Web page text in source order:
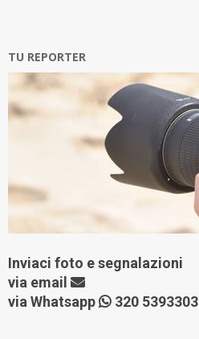
TU REPORTER
Inviaci foto e segnalazioni
via email
via Whatsapp
320 5393303